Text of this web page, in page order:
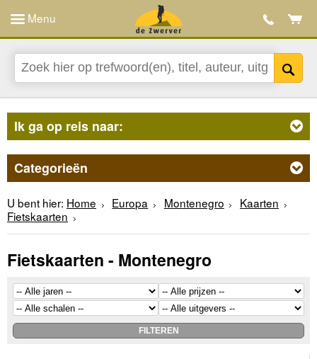
Menu
Ik ga op reis naar:
Categorieën
U bent hier: Home Europa Montenegro
Kaarten
Fietskaarten
Fietskaarten - Montenegro